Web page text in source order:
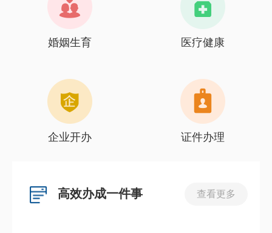
婚姻生育 医疗健康
企业开办 证件办理
高效办成一件事 查看更多